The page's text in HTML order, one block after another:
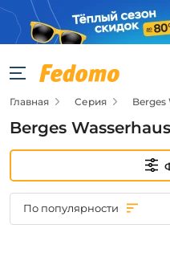
Фильтры
Цена
от
Главная Серия Berges
Berges
По популярности